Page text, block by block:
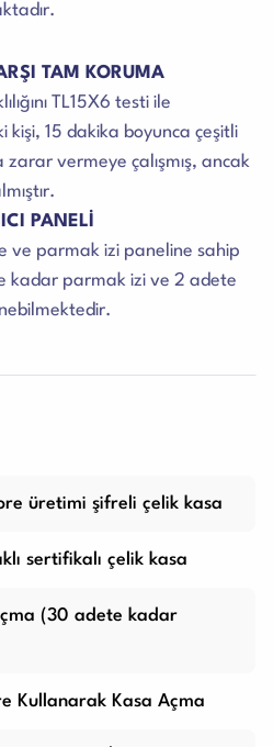
TAM KORUMA
TL15X6 testi ile
kişi, 15 dakika boyunca çeşitli
vermeye çalışmış, ancak
PANELİ
ve parmak izi paneline sahip
kadar parmak izi ve 2 adete
üretimi şifreli çelik kasa
sertifikalı çelik kasa
(30 adete kadar
Kullanarak Kasa Açma